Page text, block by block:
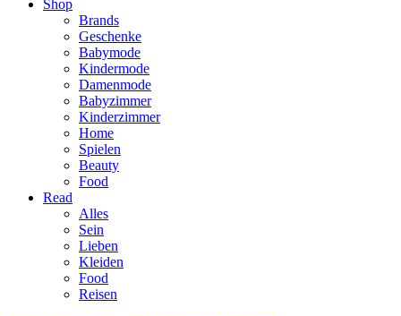
Shop
Brands
Geschenke
Babymode
Kindermode
Damenmode
Babyzimmer
Kinderzimmer
Home
Spielen
Beauty
Food
Read
Alles
Sein
Lieben
Kleiden
Food
Reisen